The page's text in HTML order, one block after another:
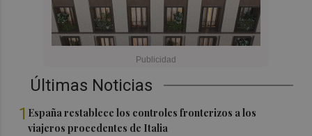
Últimas Noticias
1 España restablece los controles fronterizos a los
viajeros procedentes de Italia